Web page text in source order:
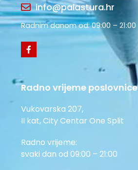
info@palastura.hr
Radnim danom od: 09:00 – 21:00
Radno vrijeme poslovnice
Vukovarska 207,
II kat, City Centar One Split
Radno vrijeme:
svaki dan od 09:00 – 21:00